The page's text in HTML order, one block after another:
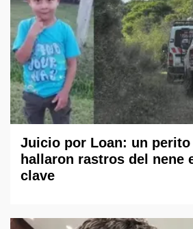
Juicio por Loan: un
hallaron rastros del nene
clave